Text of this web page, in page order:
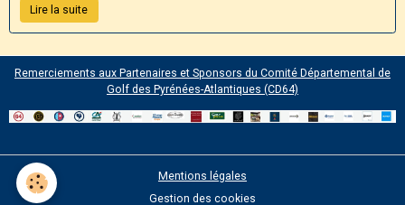
Lire la suite
Remerciements aux Partenaires et Sponsors du Comité Départemental de
Golf des Pyrénées-Atlantiques (CD64)
Mentions légales
Gestion des cookies